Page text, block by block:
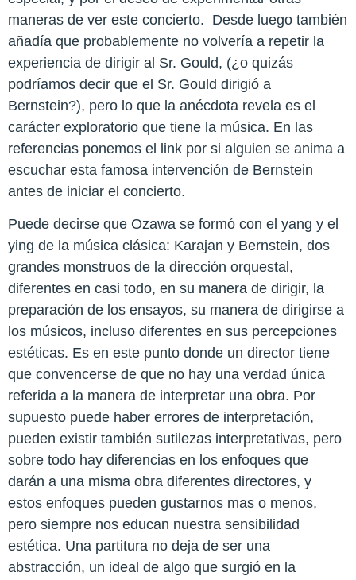
maneras de ver este concierto. Desde luego también
añadía que probablemente no volvería a repetir la
experiencia de dirigir al Sr. Gould, (¿o quizás
podríamos decir que el Sr. Gould dirigió a
Bernstein?), pero lo que la anécdota revela es el
carácter exploratorio que tiene la música. En las
referencias ponemos el link por si alguien se anima a
escuchar esta famosa intervención de Bernstein
antes de iniciar el concierto.
Puede decirse que Ozawa se formó con el yang y el
ying de la música clásica: Karajan y Bernstein, dos
grandes monstruos de la dirección orquestal,
diferentes en casi todo, en su manera de dirigir, la
preparación de los ensayos, su manera de dirigirse a
los músicos, incluso diferentes en sus percepciones
estéticas. Es en este punto donde un director tiene
que convencerse de que no hay una verdad única
referida a la manera de interpretar una obra. Por
supuesto puede haber errores de interpretación,
pueden existir también sutilezas interpretativas, pero
sobre todo hay diferencias en los enfoques que
darán a una misma obra diferentes directores, y
estos enfoques pueden gustarnos mas o menos,
pero siempre nos educan nuestra sensibilidad
estética. Una partitura no deja de ser una
abstracción, un ideal de algo que surgió en la